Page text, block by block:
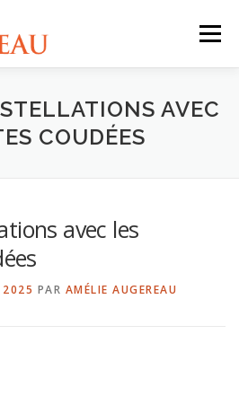
Menu
AGENDA
AVEC
COUDÉES
avec les
2025 PAR AMÉLIE AUGEREAU